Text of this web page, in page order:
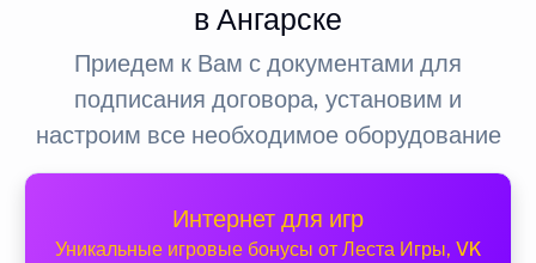
в Ангарске
Приедем к Вам с документами для
подписания договора, установим и
настроим все необходимое оборудование
Интернет для игр
Уникальные игровые бонусы от Леста Игры, VK